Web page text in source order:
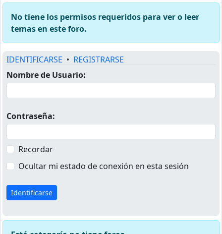
No tiene los permisos requeridos para ver o leer
temas en este foro.
IDENTIFICARSE • REGISTRARSE
Nombre de Usuario:
Contraseña:
Recordar
Ocultar mi estado de conexión en esta sesión